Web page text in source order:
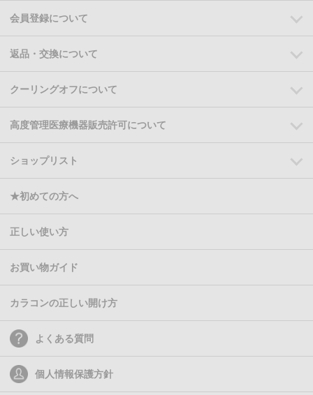
会員登録について
返品・交換について
クーリングオフについて
高度管理医療機器販売許可について
ショップリスト
★初めての方へ
正しい使い方
お買い物ガイド
カラコンの正しい開け方
よくある質問
個人情報保護方針